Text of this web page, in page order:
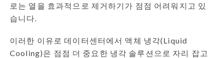
로는 열을 효과적으로 제거하기가 점점 어려워지고 있
습니다.
이러한 이유로 데이터센터에서 액체 냉각(Liquid
Cooling)은 점점 더 중요한 냉각 솔루션으로 자리 잡고